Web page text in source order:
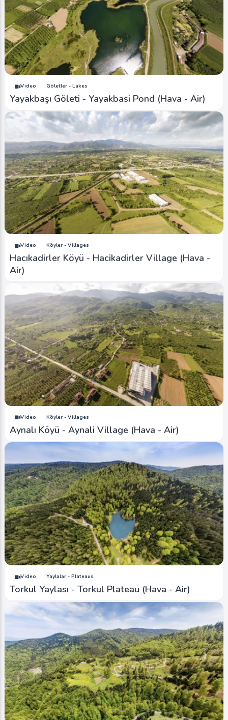
Video Göletler - Lakes
Yayakbaşı Göleti - Yayakbasi Pond (Hava - Air)
Video Köyler - Villages
Hacıkadirler Köyü - Hacikadirler Village (Hava -
Air)
Video Köyler - Villages
Aynalı Köyü - Aynali Village (Hava - Air)
Video Yaylalar - Plateaus
Torkul Yaylası - Torkul Plateau (Hava - Air)